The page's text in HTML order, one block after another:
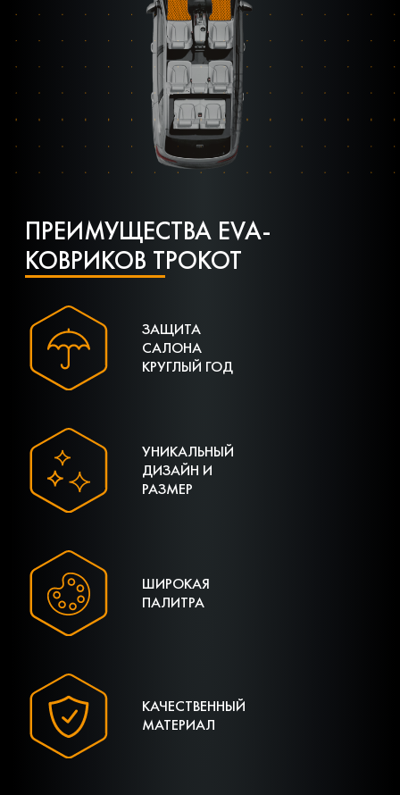
ПРЕИМУЩЕСТВА EVA-
КОВРИКОВ ТРОКОТ
ЗАЩИТА
САЛОНА
КРУГЛЫЙ ГОД
УНИКАЛЬНЫЙ
ДИЗАЙН И
РАЗМЕР
ШИРОКАЯ
ПАЛИТРА
КАЧЕСТВЕННЫЙ
МАТЕРИАЛ